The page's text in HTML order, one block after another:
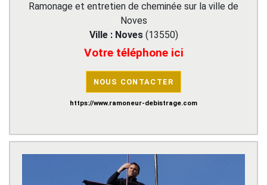
Ramonage et entretien de cheminée sur la ville de
Noves
Ville : Noves(13550)
Votre téléphone ici
NOUS CONTACTER
https://www.ramoneur-debistrage.com